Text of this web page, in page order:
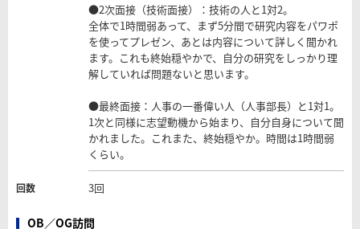
●2次面接（技術面接）：技術の人と1対2。
全体で1時間弱あって、まず5分間で研究内容をパワポ
を使ってプレゼン、あとは内容について詳しく聞かれ
ます。これも終始穏やかで、自分の研究をしっかり理
解していれば問題ないと思います。
●最終面接：人事の一番偉い人（人事部長）と1対1。
1次と同様に志望動機から始まり、自分自身について聞
かれました。これまた、終始穏やか。時間は1時間弱
くらい。
回数 3回
OB／OG訪問